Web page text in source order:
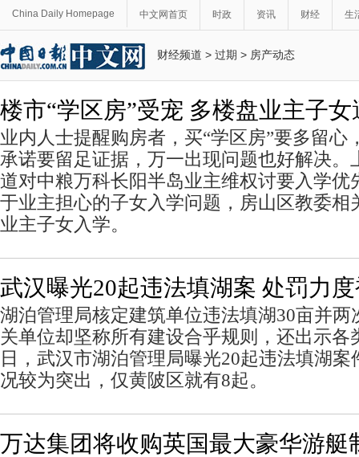
China Daily Homepage 中文网首页 时政 资讯 财经 生
财经频道 > 过期 > 房产动态
楼市“学区房”受宠 多楼盘业主子
业内人士提醒购房者，买“学区房”要多留心
承诺要留足证据，万一出现问题也好解决。
道对中粮万科长阳半岛业主维权讨要入学优
于业主担心的子女入学问题，房山区教委相
业主子女入学。
武汉曝光20起违法填湖案 处罚力
湖泊管理局核定建筑单位违法填湖30亩并两
关单位却坚称所有建设合乎规则，还出示各
日，武汉市湖泊管理局曝光20起违法填湖
况较为突出，仅黄陂区就有8起。
万达集团将收购英国最大豪华游艇